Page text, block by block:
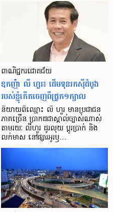
ពាណិជ្ជករជោគជ័យ
ឧកញ៉ា លី ហួរ៖ ដើមទុនរកស៊ីដំបូង
របស់ខ្ញុំកើតចេញពីជ្រូក១ក្បាល
និយាយ​ពី​ឈ្មោះ លី ហួរ មាន​ប្រជាជន​
ភាគ​ច្រើន ប្រាកដ​ជា​ស្គាល់​ច្បាស់​ណាស់
តាមរយៈ លីហួរ ដូរ​លុយ ប្តូរ​បា្រក់ និង​
លក់​មាស នៅ​ផ្សារ​អូរ​ឫ…